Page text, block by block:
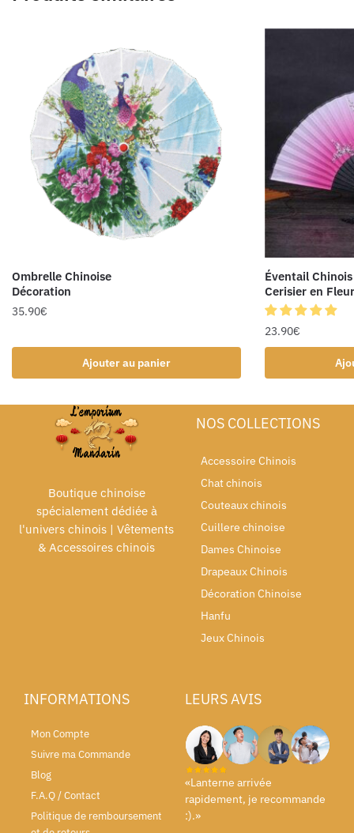
Ombrelle Chinoise
Décoration
35.90€
Ajouter au panier
Éventail Chinois
Cerisier en
23.90€
Boutique chinoise
spécialement dédiée à
l'univers chinois | Vêtements
& Accessoires chinois
NOS COLLECTIONS
Accessoire Chinois
Chat chinois
Couteaux chinois
Cuillere chinoise
Dames Chinoise
Drapeaux Chinois
Décoration Chinoise
Hanfu
Jeux Chinois
INFORMATIONS
Mon Compte
Suivre ma Commande
Blog
F.A.Q / Contact
Politique de remboursement
LEURS AVIS
«Lanterne arrivée
rapidement, je recommande
:).»